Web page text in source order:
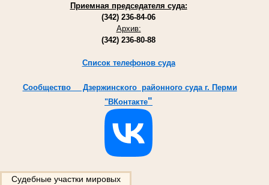
Приемная председателя суда:
(342) 236-84-06
Архив:
(342) 236-80-88
Список телефонов суда
Cообщество Дзержинского районного суда г. Перми
"ВКонтакте"
Судебные участки мировых